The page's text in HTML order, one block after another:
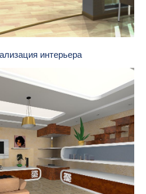
интерьера